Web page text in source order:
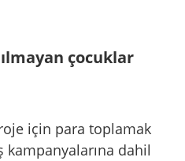
çocuklar
için para toplamak
kampanyalarına dahil